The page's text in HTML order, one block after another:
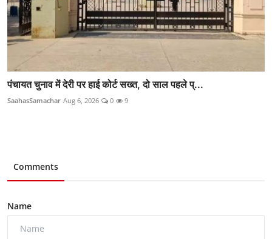
पंचायत चुनाव में देरी पर हाई कोर्ट सख्त, दो साल पहले प्...
SaahasSamachar Aug 6, 2026 0 9
Comments
Name